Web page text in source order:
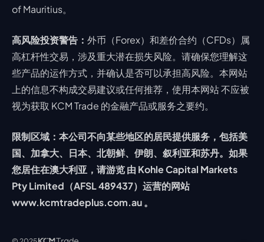
of Mauritius。
高风险投资警告： 外币（Forex）和差价合约（CFDs）属
高杠杆性交易，涉及重大潜在损失风险。请确保您理解这
些产品的运作方式，并确认是否可以承担高风险。本网站
上的信息不构成交易建议或任何推荐，使用本网站 不应被
视为获取 KCM Trade 的金融产品或服务之要约。
限制区域：本公司不向某些地区的居民提供服务，包括美
国、加拿大、日本、北朝鲜、伊朗、叙利亚和苏丹。如果
您居住在澳大利亚，请游览 由 Kohle Capital Markets
Pty Limited（AFSL 489437）运营的网站
www.kcmtradeplus.com.au 。